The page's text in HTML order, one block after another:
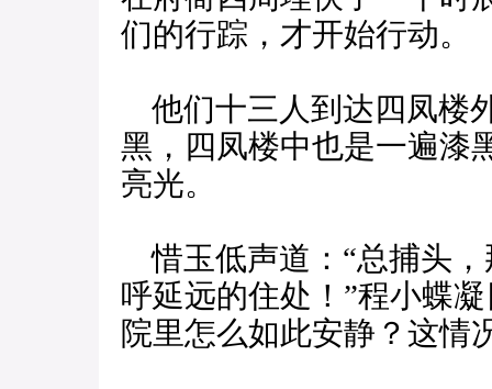
们的行踪，才开始行动。
他们十三人到达四凤楼
黑，四凤楼中也是一遍漆
亮光。
惜玉低声道：“总捕头
呼延远的住处！”程小蝶
院里怎么如此安静？这情